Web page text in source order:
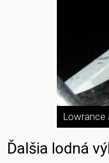
Lowrance
Ďalšia lodná